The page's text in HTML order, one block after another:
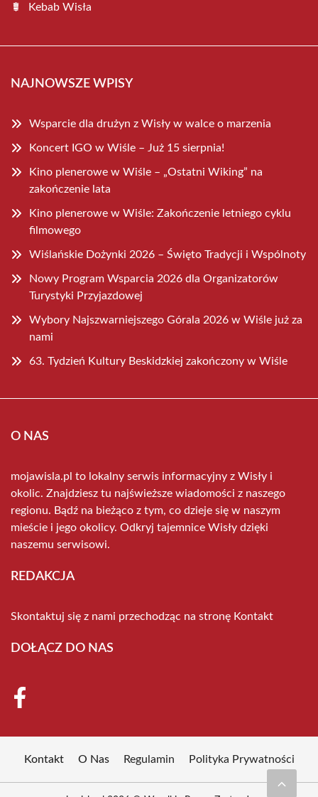
Kebab Wisła
NAJNOWSZE WPISY
Wsparcie dla drużyn z Wisły w walce o marzenia
Koncert IGO w Wiśle – Już 15 sierpnia!
Kino plenerowe w Wiśle – „Ostatni Wiking” na
zakończenie lata
Kino plenerowe w Wiśle: Zakończenie letniego cyklu
filmowego
Wiślańskie Dożynki 2026 – Święto Tradycji i Wspólnoty
Nowy Program Wsparcia 2026 dla Organizatorów
Turystyki Przyjazdowej
Wybory Najszwarniejszego Górala 2026 w Wiśle już za
nami
63. Tydzień Kultury Beskidzkiej zakończony w Wiśle
O NAS
mojawisla.pl to lokalny serwis informacyjny z Wisły i
okolic. Znajdziesz tu najświeższe wiadomości z naszego
regionu. Bądź na bieżąco z tym, co dzieje się w naszym
mieście i jego okolicy. Odkryj tajemnice Wisły dzięki
naszemu serwisowi.
REDAKCJA
Skontaktuj się z nami przechodząc na stronę Kontakt
DOŁĄCZ DO NAS
Kontakt O Nas Regulamin Polityka Prywatności